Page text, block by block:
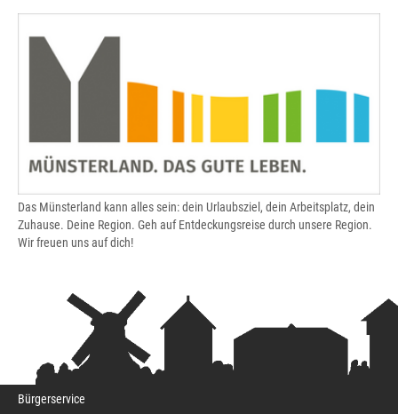
Das Münsterland kann alles sein: dein Urlaubsziel, dein Arbeitsplatz, dein
Zuhause. Deine Region. Geh auf Entdeckungsreise durch unsere Region.
Wir freuen uns auf dich!
Bürgerservice